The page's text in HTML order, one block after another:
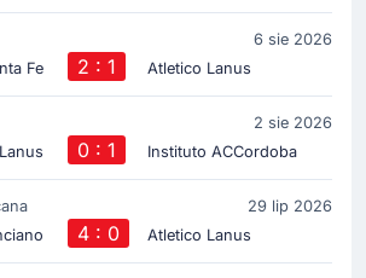
6 sie 2026
Fe
2 : 1 Atletico Lanus
2 sie 2026
0 : 1 Instituto ACCordoba
29 lip 2026
4 : 0 Atletico Lanus